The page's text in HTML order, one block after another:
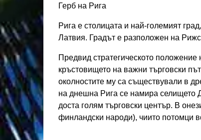
Герб на Рига
Рига е столицата и най-големият
Латвия. Градът е разположен на
Предвид стратегическото
кръстовището на важни търговски
околностите му са съществували в
на днешна Рига се намира селището
доста голям търговски център. В
финландски народи), чиито потомци